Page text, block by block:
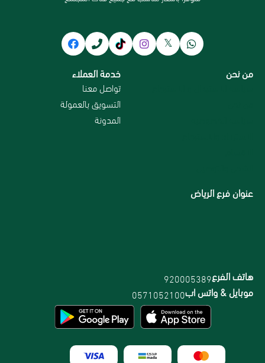
من نحن خدمة العملاء
تواصل معنا
التسويق بالعمولة
المدونة
عنوان فرع الرياض
هاتف الفرع920005389
موبايل & واتس اب0571052100